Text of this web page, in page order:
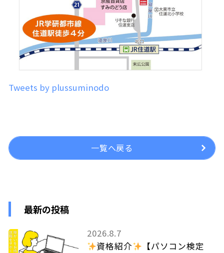
Tweets by plussuminodo
一覧へ戻る
最新の投稿
2026.8.7
資格紹介
【パソコン検定